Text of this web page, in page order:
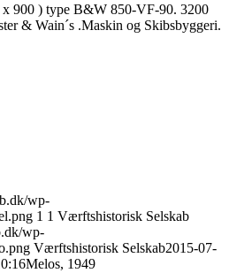
900 ) type B&W 850-VF-90. 3200
& Wain´s .Maskin og Skibsbyggeri.
wp-
1 1 Værftshistorisk Selskab
wp-
Værftshistorisk Selskab2015-07-
Melos, 1949